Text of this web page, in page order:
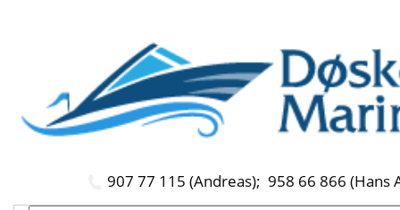
907 77 115 (Andreas); 958 66 866 (Hans